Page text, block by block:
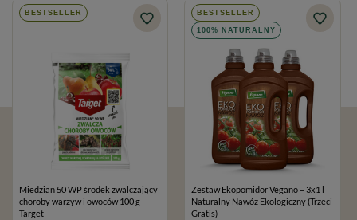
BESTSELLER
Miedzian 50 WP środek zwalczający
choroby warzyw i owoców 100 g
Target
BESTSELLER
100% NATURALNY
Zestaw Ekopomidor Vegano – 3x1 l
Naturalny Nawóz Ekologiczny (Trzeci
Gratis)